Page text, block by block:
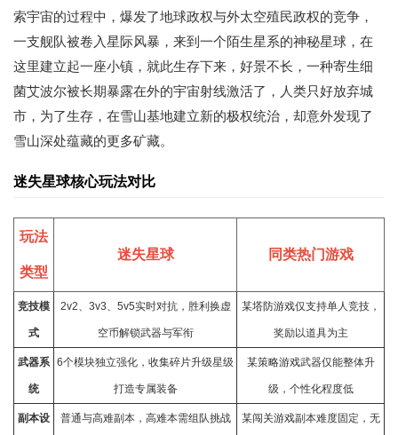
索宇宙的过程中，爆发了地球政权与外太空殖民政权的竞争，
一支舰队被卷入星际风暴，来到一个陌生星系的神秘星球，在
这里建立起一座小镇，就此生存下来，好景不长，一种寄生细
菌艾波尔被长期暴露在外的宇宙射线激活了，人类只好放弃城
市，为了生存，在雪山基地建立新的极权统治，却意外发现了
雪山深处蕴藏的更多矿藏。
迷失星球核心玩法对比
玩法
类型
迷失星球 同类热门游戏
竞技模
式
2v2、3v3、5v5实时对抗，胜利换虚
空币解锁武器与军衔
某塔防游戏仅支持单人竞技，
奖励以道具为主
武器系
统
6个模块独立强化，收集碎片升级星级
打造专属装备
某策略游戏武器仅能整体升
级，个性化程度低
副本设 普通与高难副本，高难本需组队挑战 某闯关游戏副本难度固定，无